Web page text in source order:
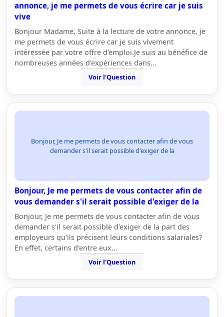
annonce, je me permets de vous écrire car je suis
vive
Bonjour Madame, Suite à la lecture de votre annonce, je
me permets de vous écrire car je suis vivement
intéressée par votre offre d'emploi.Je suis au bénéfice de
nombreuses années d'expériences dans…
Voir l'Question
Bonjour, Je me permets de vous contacter afin de vous
demander s'il serait possible d'exiger de la
Bonjour, Je me permets de vous contacter afin de
vous demander s'il serait possible d'exiger de la
Bonjour, Je me permets de vous contacter afin de vous
demander s'il serait possible d'exiger de la part des
employeurs qu'ils précisent leurs conditions salariales?
En effet, certains d'entre eux…
Voir l'Question